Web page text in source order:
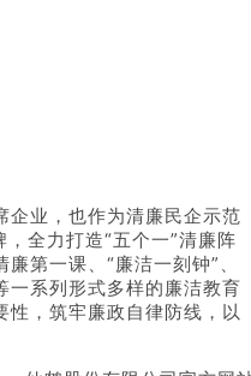
企业，也作为清廉民企示范
全力打造“五个一”清廉阵
第一课、“廉洁一刻钟”、
一系列形式多样的廉洁教育
性，筑牢廉政自律防线，以